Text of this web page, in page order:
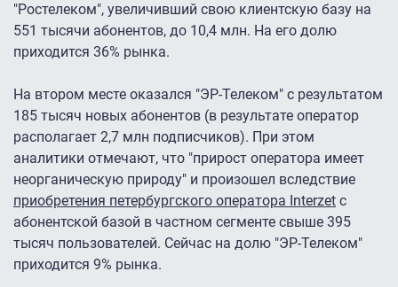
"Ростелеком", увеличивший свою клиентскую базу на
551 тысячи абонентов, до 10,4 млн. На его долю
приходится 36% рынка.
На втором месте оказался "ЭР-Телеком" с результатом
185 тысяч новых абонентов (в результате оператор
располагает 2,7 млн подписчиков). При этом
аналитики отмечают, что "прирост оператора имеет
неорганическую природу" и произошел вследствие
приобретения петербургского оператора Interzet с
абонентской базой в частном сегменте свыше 395
тысяч пользователей. Сейчас на долю "ЭР-Телеком"
приходится 9% рынка.